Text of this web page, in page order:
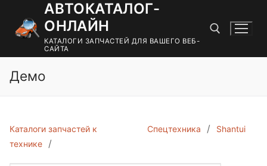
содержимому
АВТОКАТАЛОГ-
ОНЛАЙН
КАТАЛОГИ ЗАПЧАСТЕЙ ДЛЯ ВАШЕГО ВЕБ-
САЙТА
Демо
Каталоги запчастей к
технике
Спецтехника Shantui